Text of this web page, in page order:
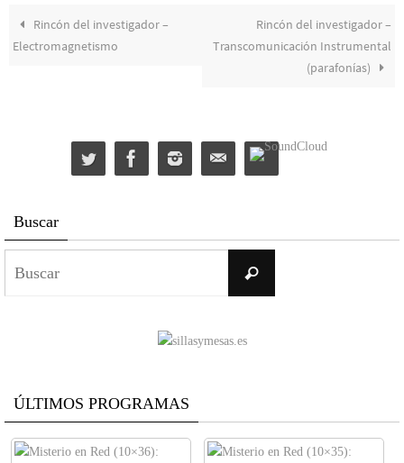
Rincón del investigador –
Electromagnetismo
Rincón del investigador –
Transcomunicación Instrumental
(parafonías)
Buscar
Buscar
ÚLTIMOS PROGRAMAS